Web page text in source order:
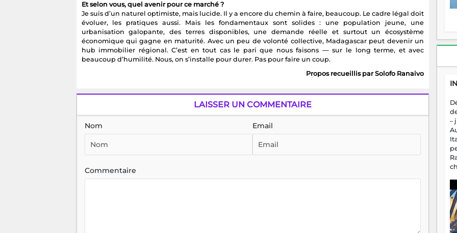
Et selon vous, quel avenir pour ce marché ?
Je suis d’un naturel optimiste, mais lucide. Il y a encore du chemin à faire, beaucoup. Le cadre légal doit
évoluer, les pratiques aussi. Mais les fondamentaux sont solides : une population jeune, une
urbanisation galopante, des terres disponibles, une demande réelle et surtout un écosystème
économique qui gagne en maturité. Avec un peu de volonté collective, Madagascar peut devenir un
hub immobilier régional. C’est en tout cas le pari que nous faisons — sur le long terme, et avec
beaucoup d’humilité. Nous, on s’installe pour durer. Pas pour faire un coup.
Propos recueillis par Solofo Ranaivo
LAISSER UN COMMENTAIRE
Nom Email
Commentaire
–